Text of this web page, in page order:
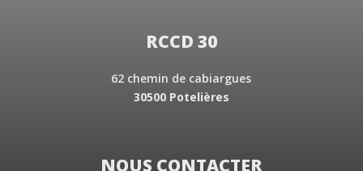
RCCD 30
62 chemin de cabiargues
30500 Potelières
NOUS CONTACTER